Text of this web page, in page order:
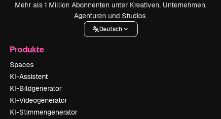
Mehr als 1 Million Abonnenten unter Kreativen, Unternehmen,
Agenturen und Studios.
Deutsch
Produkte
Spaces
KI-Assistent
KI-Bildgenerator
KI-Videogenerator
KI-Stimmengenerator